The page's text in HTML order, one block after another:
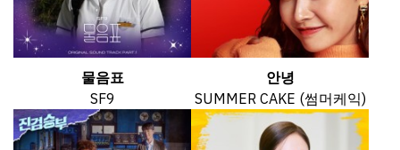
물음표
SF9
안녕
SUMMER CAKE (썸머케익)